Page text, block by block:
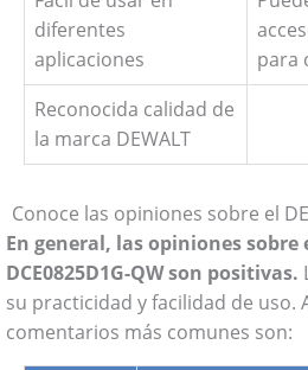
diferentes
aplicaciones
para
Reconocida calidad de
la marca DEWALT
Conoce las opiniones sobre el
En general, las opiniones sobre
DCE0825D1G-QW son positivas.
su practicidad y facilidad de uso.
comentarios más comunes son: